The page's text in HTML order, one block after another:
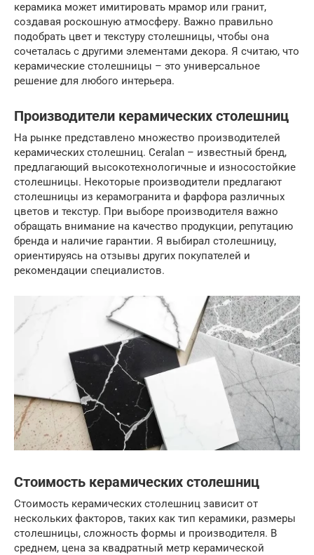
керамика может имитировать мрамор или гранит,
создавая роскошную атмосферу. Важно правильно
подобрать цвет и текстуру столешницы, чтобы она
сочеталась с другими элементами декора. Я считаю, что
керамические столешницы – это универсальное
решение для любого интерьера.
Производители керамических столешниц
На рынке представлено множество производителей
керамических столешниц. Ceralan – известный бренд,
предлагающий высокотехнологичные и износостойкие
столешницы. Некоторые производители предлагают
столешницы из керамогранита и фарфора различных
цветов и текстур. При выборе производителя важно
обращать внимание на качество продукции, репутацию
бренда и наличие гарантии. Я выбирал столешницу,
ориентируясь на отзывы других покупателей и
рекомендации специалистов.
Стоимость керамических столешниц
Стоимость керамических столешниц зависит от
нескольких факторов, таких как тип керамики, размеры
столешницы, сложность формы и производителя. В
среднем, цена за квадратный метр керамической